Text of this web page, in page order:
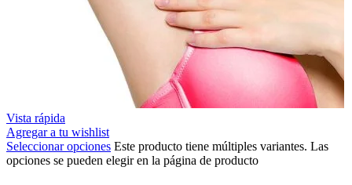
Vista rápida
Agregar a tu wishlist
Seleccionar opciones Este producto tiene múltiples variantes. Las
opciones se pueden elegir en la página de producto